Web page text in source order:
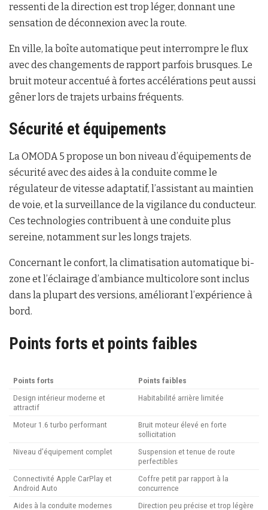
ressenti de la direction est trop léger, donnant une
sensation de déconnexion avec la route.
En ville, la boîte automatique peut interrompre le flux
avec des changements de rapport parfois brusques. Le
bruit moteur accentué à fortes accélérations peut aussi
gêner lors de trajets urbains fréquents.
Sécurité et équipements
La OMODA 5 propose un bon niveau d’équipements de
sécurité avec des aides à la conduite comme le
régulateur de vitesse adaptatif, l’assistant au maintien
de voie, et la surveillance de la vigilance du conducteur.
Ces technologies contribuent à une conduite plus
sereine, notamment sur les longs trajets.
Concernant le confort, la climatisation automatique bi-
zone et l’éclairage d’ambiance multicolore sont inclus
dans la plupart des versions, améliorant l’expérience à
bord.
Points forts et points faibles
Points forts
Points faibles
Design intérieur moderne et
attractif
Habitabilité arrière limitée
Moteur 1.6 turbo performant
Bruit moteur élevé en forte
sollicitation
Niveau d’équipement complet
Suspension et tenue de route
perfectibles
Connectivité Apple CarPlay et
Android Auto
Coffre petit par rapport à la
concurrence
Aides à la conduite modernes
Direction peu précise et trop légère